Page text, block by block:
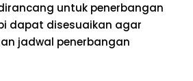
untuk penerbangan
dapat disesuaikan agar
jadwal penerbangan